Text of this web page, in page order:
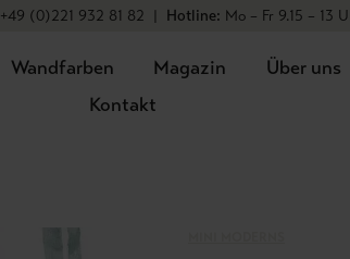
+49 (0)221 932 81 82 | Hotline: Mo – Fr 9.15 – 13
Wandfarben Magazin
Über uns
Kontakt